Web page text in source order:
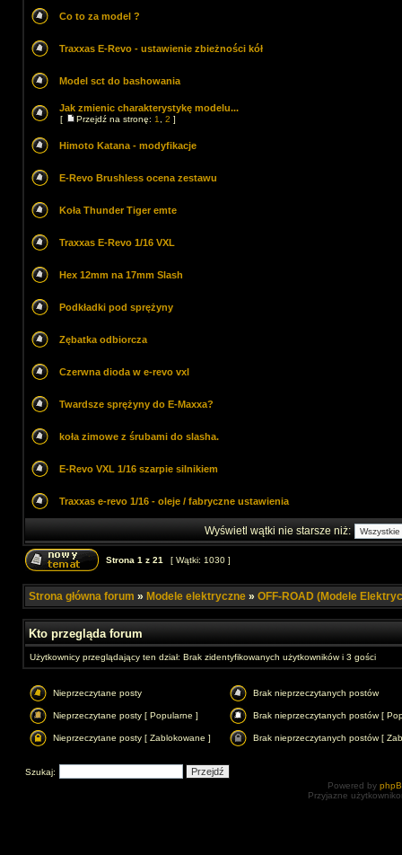
Co to za model ?
Traxxas E-Revo - ustawienie zbieżności kół
Model sct do bashowania
Jak zmienic charakterystykę modelu...
[ Przejdź na stronę: 1 2 ]
Himoto Katana - modyfikacje
E-Revo Brushless ocena zestawu
Koła Thunder Tiger emte
Traxxas E-Revo 1/16 VXL
Hex 12mm na 17mm Slash
Podkładki pod sprężyny
Zębatka odbiorcza
Czerwna dioda w e-revo vxl
Twardsze sprężyny do E-Maxxa?
koła zimowe z śrubami do slasha.
E-Revo VXL 1/16 szarpie silnikiem
Traxxas e-revo 1/16 - oleje / fabryczne ustawienia
Wyświetl wątki nie starsze niż:
Strona 1 z 21 [ Wątki: 1030 ]
Strona główna forum » Modele elektryczne » OFF-ROAD (Modele
Kto przegląda forum
Użytkownicy przeglądający ten dział: Brak zidentyfikowanych użytkowników i 3 gości
Nieprzeczytane posty Brak nieprzeczytanych postów
Nieprzeczytane posty [ Popularne ] Brak nieprzeczytanych postów [
Nieprzeczytane posty [ Zablokowane ] Brak nieprzeczytanych postów [
Szukaj:
Powered by
Przyjazne